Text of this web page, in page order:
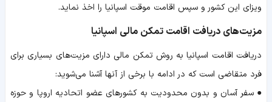
ویزای این کشور و سپس اقامت موقت اسپانیا را اخذ نماید.
مزیت‌های دریافت اقامت تمکن مالی اسپانیا
دریافت اقامت اسپانیا به روش تمکن مالی دارای مزیت‌های بسیاری برای
فرد متقاضی است که در ادامه با برخی از آنها آشنا می‌شوید:
● سفر آسان و بدون محدودیت به کشورهای عضو اتحادیه اروپا و حوزه